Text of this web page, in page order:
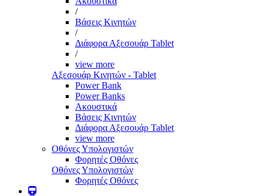
/
Βάσεις Κινητών
/
Διάφορα Αξεσουάρ Tablet
/
view more
Αξεσουάρ Κινητών - Tablet
Power Bank
Power Banks
Ακουστικά
Βάσεις Κινητών
Διάφορα Αξεσουάρ Tablet
view more
Οθόνες Υπολογιστών
Φορητές Οθόνες
Οθόνες Υπολογιστών
Φορητές Οθόνες